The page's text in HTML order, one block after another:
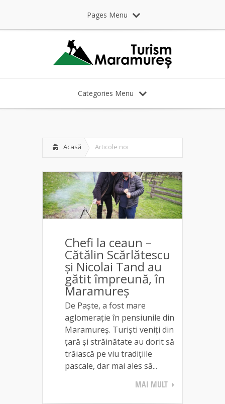
Pages Menu
Categories Menu
Acasă Articole noi
Chefi la ceaun –
Cătălin Scărlătescu
și Nicolai Tand au
gătit împreună, în
Maramureș
De Paște, a fost mare
aglomerație în pensiunile din
Maramureș. Turiști veniți din
țară și străinătate au dorit să
trăiască pe viu tradițiile
pascale, dar mai ales să...
MAI MULT